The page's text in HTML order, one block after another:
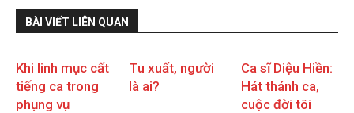
BÀI VIẾT LIÊN QUAN
Khi linh mục cất
tiếng ca trong
phụng vụ
Tu xuất, người
là ai?
Ca sĩ Diệu Hiền:
Hát thánh ca,
cuộc đời tôi